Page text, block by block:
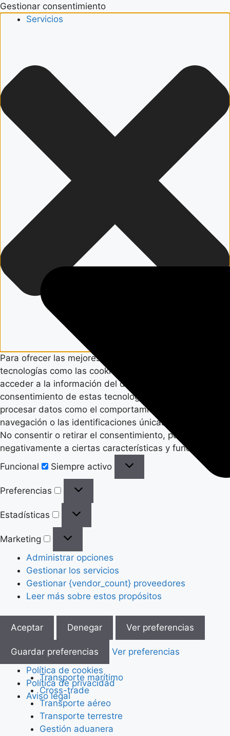
Gestionar consentimiento
Para ofrecer las mejores experiencias, utilizamos
tecnologías como las cookies para almacenar y/o
acceder a la información del dispositivo. El
consentimiento de estas tecnologías nos permitirá
procesar datos como el comportamiento de
navegación o las identificaciones únicas en este sitio.
No consentir o retirar el consentimiento, puede afectar
negativamente a ciertas características y funciones.
Funcional
Siempre activo
Preferencias
Estadísticas
Marketing
Administrar opciones
Gestionar los servicios
Gestionar {vendor_count} proveedores
Leer más sobre estos propósitos
Aceptar Denegar Ver preferencias
Guardar preferencias
Ver preferencias
Política de cookies
Política de privacidad
Aviso legal
Servicios
Transporte marítimo
Cross-trade
Transporte aéreo
Transporte terrestre
Gestión aduanera